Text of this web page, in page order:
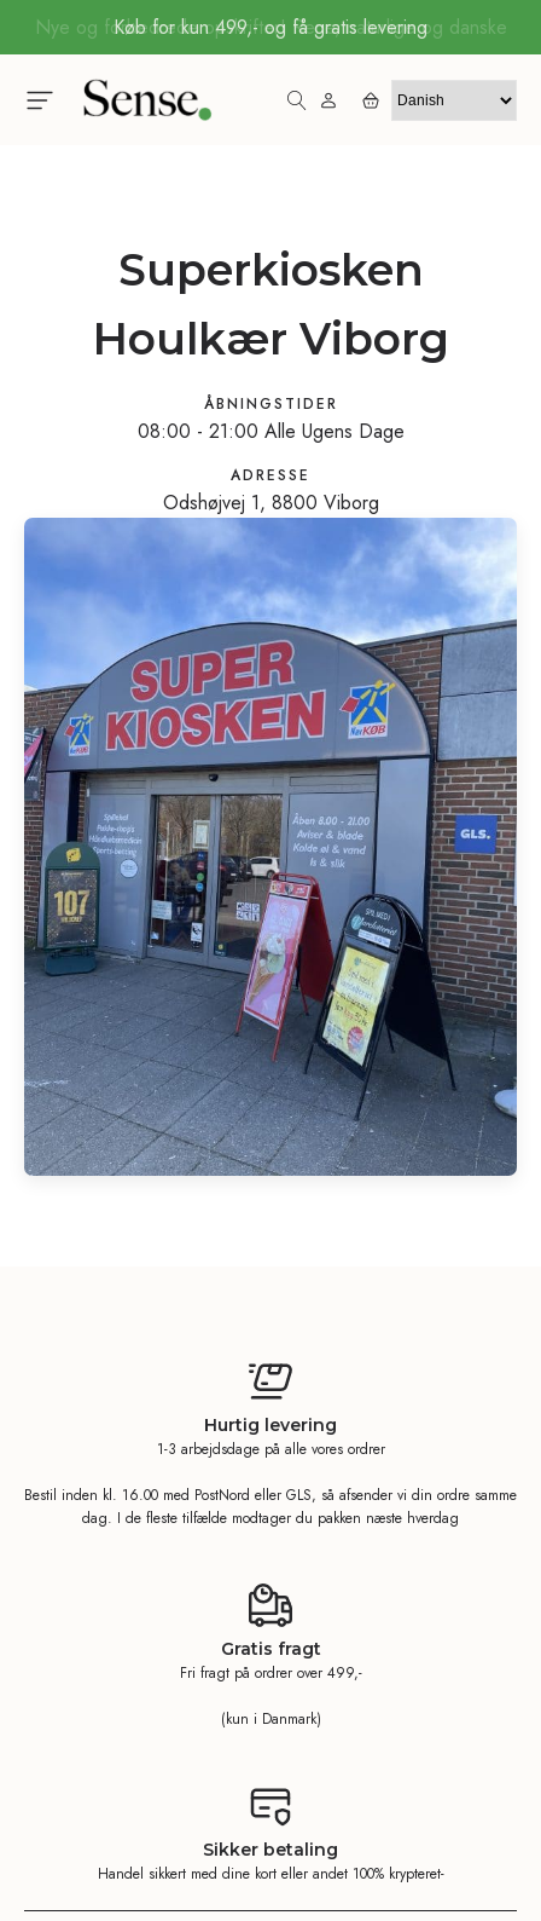
Køb for kun 499,- og få gratis levering
Superkiosken
Houlkær Viborg
ÅBNINGSTIDER
08:00 - 21:00 Alle Ugens Dage
ADRESSE
Odshøjvej 1, 8800 Viborg
Hurtig levering
1-3 arbejdsdage på alle vores ordrer
Bestil inden kl. 16.00 med PostNord eller GLS, så afsender vi din ordre samme
dag. I de fleste tilfælde modtager du pakken næste hverdag
Gratis fragt
Fri fragt på ordrer over 499,-
(kun i Danmark)
Sikker betaling
Handel sikkert med dine kort eller andet 100% krypteret-